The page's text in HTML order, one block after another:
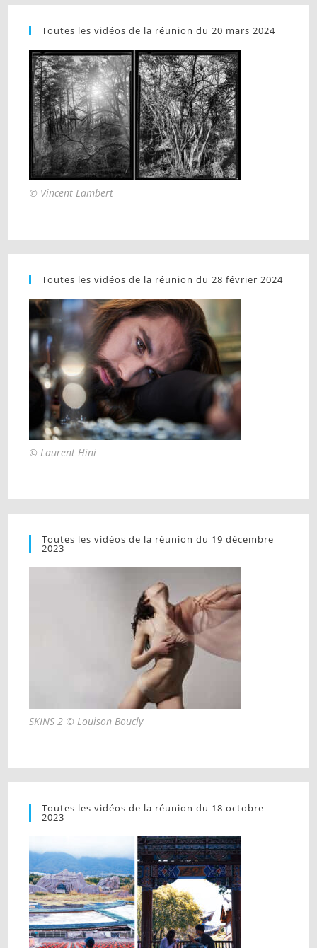
Toutes les vidéos de la réunion du 20 mars 2024
© Vincent Lambert
Toutes les vidéos de la réunion du 28 février 2024
© Laurent Hini
Toutes les vidéos de la réunion du 19 décembre
2023
SKINS 2 © Louison Boucly
Toutes les vidéos de la réunion du 18 octobre
2023